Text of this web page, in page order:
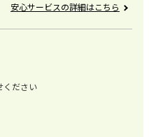
安心サービスの詳細はこちら
ください